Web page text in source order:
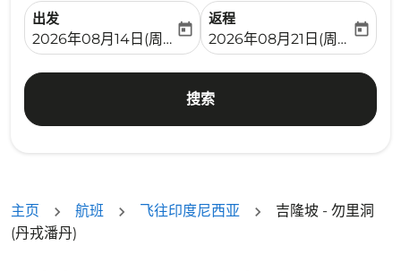
出发
fc-booking-departure-date-aria-label
2026年08月14日(周五)
today
返程
fc-booking-return-date-
2026年08月21日(周五)
today
搜索
主页 航班 飞往印度尼西亚
吉隆坡 - 勿里洞
(丹戎潘丹)